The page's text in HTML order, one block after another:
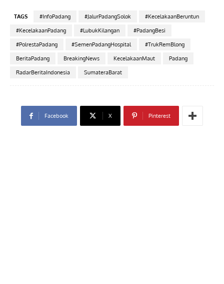
TAGS #InfoPadang #JalurPadangSolok
#KecelakaanBeruntun
#KecelakaanPadang
#LubukKilangan
#PadangBesi
#PolrestaPadang
#SemenPadangHospital
#TrukRemBlong
BeritaPadang
BreakingNews KecelakaanMaut
Padang
RadarBeritaIndonesia
SumateraBarat
Facebook X Pinterest